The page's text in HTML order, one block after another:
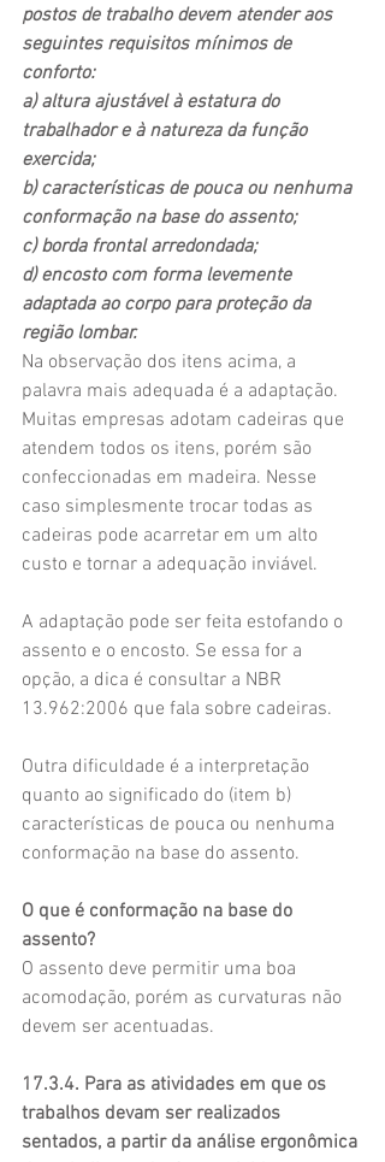
postos de trabalho devem atender aos
seguintes requisitos mínimos de
conforto:
a) altura ajustável à estatura do
trabalhador e à natureza da função
exercida;
b) características de pouca ou nenhuma
conformação na base do assento;
c) borda frontal arredondada;
d) encosto com forma levemente
adaptada ao corpo para proteção da
região lombar.
Na observação dos itens acima, a
palavra mais adequada é a adaptação.
Muitas empresas adotam cadeiras que
atendem todos os itens, porém são
confeccionadas em madeira. Nesse
caso simplesmente trocar todas as
cadeiras pode acarretar em um alto
custo e tornar a adequação inviável.
A adaptação pode ser feita estofando o
assento e o encosto. Se essa for a
opção, a dica é consultar a NBR
13.962:2006 que fala sobre cadeiras.
Outra dificuldade é a interpretação
quanto ao significado do (item b)
características de pouca ou nenhuma
conformação na base do assento.
O que é conformação na base do
assento?
O assento deve permitir uma boa
acomodação, porém as curvaturas não
devem ser acentuadas.
17.3.4. Para as atividades em que os
trabalhos devam ser realizados
sentados, a partir da análise ergonômica